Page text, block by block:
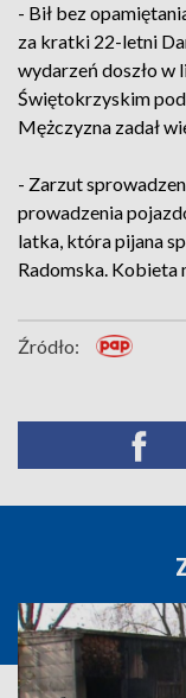
- Bił bez
za kratki 22-letni
wydarzeń doszło w
Świętokrzyskim
Mężczyzna zadał
- Zarzut
prowadzenia
latka, która pijana
Radomska. Kobieta
Źródło: